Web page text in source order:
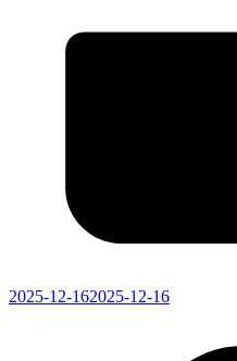
2025-12-162025-12-16